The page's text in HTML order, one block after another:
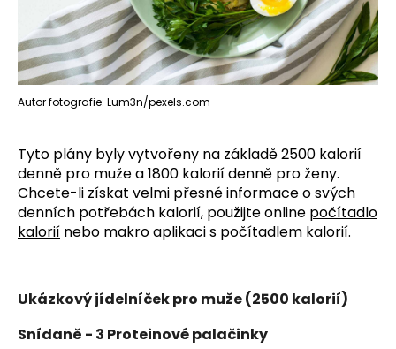
Autor fotografie: Lum3n/pexels.com
Tyto plány byly vytvořeny na základě 2500 kalorií
denně pro muže a 1800 kalorií denně pro ženy.
Chcete-li získat velmi přesné informace o svých
denních potřebách kalorií, použijte online počítadlo
kalorií nebo makro aplikaci s počítadlem kalorií.
Ukázkový jídelníček pro muže (2500 kalorií)
Snídaně - 3 Proteinové palačinky